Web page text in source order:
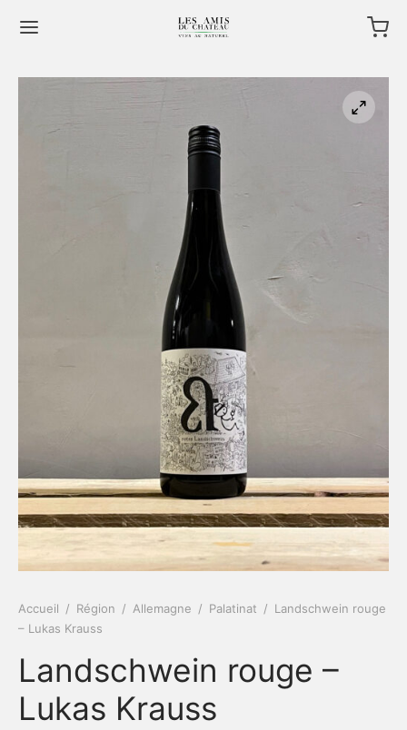
Accueil / Région / Allemagne / Palatinat / Landschwein rouge
– Lukas Krauss
Landschwein rouge –
Lukas Krauss